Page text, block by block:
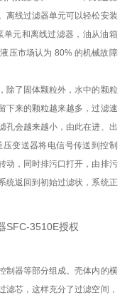
离线过滤器单元可以轻松安装
元和离线过滤器，油从油箱
压市场认为 80% 的机械故障
除了固体颗粒外，水中的颗粒
下来的颗粒越来越多，过滤速
孔会越来越小，由此在进、出
变送器将电信号传送到控制
动，同时排污口打开，由排污
统返回到初始过滤状，系统正
制器等部分组成。壳体内的横
滤芯，这样充分了过滤空间，